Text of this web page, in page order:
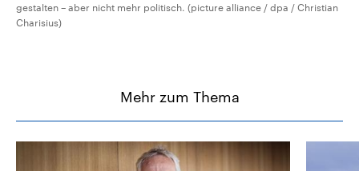
gestalten – aber nicht mehr politisch. (picture alliance / dpa / Christian
Charisius)
Mehr zum Thema